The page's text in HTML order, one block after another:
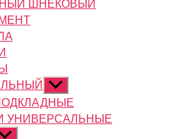
Показывать
подменю
УНИВЕРСАЛЬНЫЕ